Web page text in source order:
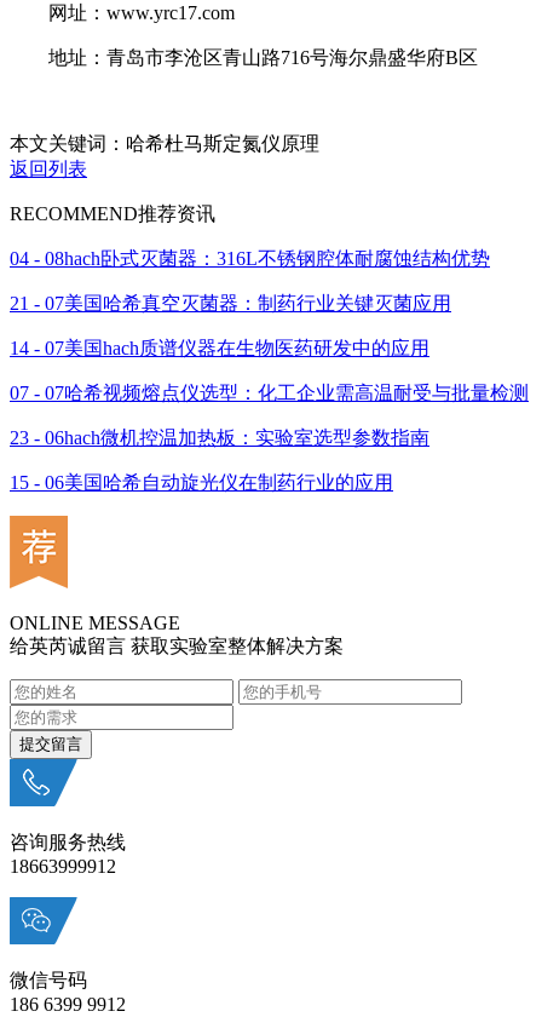
网址：www.yrc17.com
地址：青岛市李沧区青山路716号海尔鼎盛华府B区
本文关键词：哈希杜马斯定氮仪原理
返回列表
RECOMMEND推荐资讯
04 - 08hach卧式灭菌器：316L不锈钢腔体耐腐蚀结构优势
21 - 07美国哈希真空灭菌器：制药行业关键灭菌应用
14 - 07美国hach质谱仪器在生物医药研发中的应用
07 - 07哈希视频熔点仪选型：化工企业需高温耐受与批量检测
23 - 06hach微机控温加热板：实验室选型参数指南
15 - 06美国哈希自动旋光仪在制药行业的应用
ONLINE MESSAGE
给英芮诚留言 获取实验室整体解决方案
咨询服务热线
18663999912
微信号码
186 6399 9912